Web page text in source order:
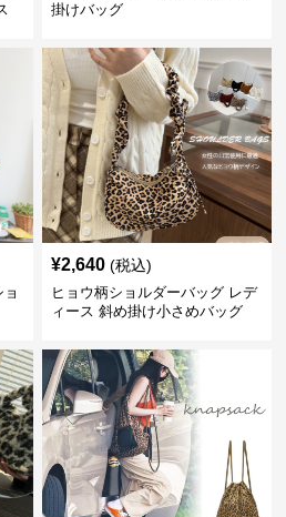
掛けバッグ
¥2,640 (税込)
ヒョウ柄ショルダーバッグ レデ
ィース 斜め掛け小さめバッグ